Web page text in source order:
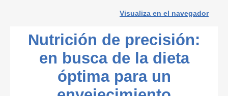
Visualiza en el navegador
Nutrición de precisión:
en busca de la dieta
óptima para un